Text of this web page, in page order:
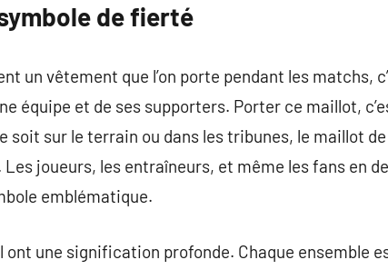
de fierté
un vêtement que l’on porte pendant les matchs,
équipe et de ses supporters. Porter ce maillot,
soit sur le terrain ou dans les tribunes, le maillot
joueurs, les entraîneurs, et même les fans en
emblématique.
une signification profonde. Chaque ensemble